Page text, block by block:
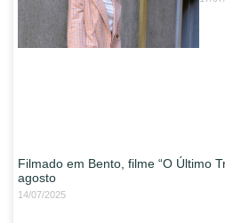
Filmado em Bento, filme “O Último
agosto
14/07/2025